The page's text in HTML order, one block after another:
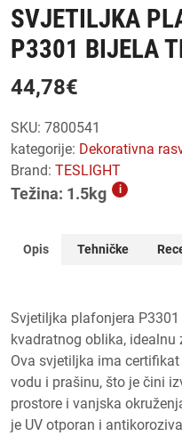
SVJETILJKA
P3301 BIJELA
44,78€
SKU: 7800541
kategorije:
dekorativna
Brand: TESLIGHT
Težina: 1.5kg i
Opis Tehničke
Svjetiljka plafonjera
kvadratnog oblika,
Ova svjetiljka ima
vodu i prašinu, što je čini
prostore i vanjska
je UV otporan i